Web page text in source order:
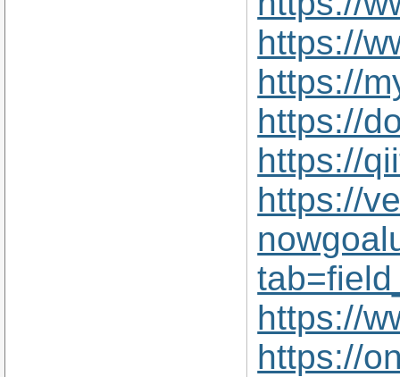
https://
https://
https://
https://
https://
https://
https://